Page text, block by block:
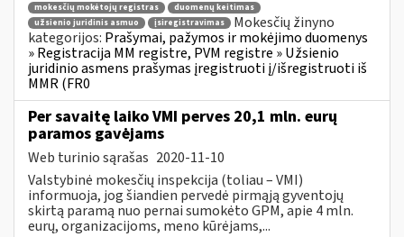
mokesčių mokėtojų registras
duomenų keitimas
užsienio juridinis asmuo
įsiregistravimas
Mokesčių žinyno
kategorijos: Prašymai, pažymos ir mokėjimo duomenys
» Registracija MM registre, PVM registre » Užsienio
juridinio asmens prašymas įregistruoti į/išregistruoti iš
MMR (FR0
Per savaitę laiko VMI perves 20,1 mln. eurų
paramos gavėjams
Web turinio sąrašas 2020-11-10
Valstybinė mokesčių inspekcija (toliau – VMI)
informuoja, jog šiandien pervedė pirmąją gyventojų
skirtą paramą nuo pernai sumokėto GPM, apie 4 mln.
eurų, organizacijoms, meno kūrėjams,...